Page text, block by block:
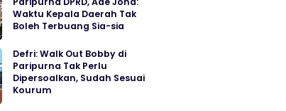
Waktu Kepala Daerah Tak
Boleh Terbuang Sia-sia
Defri: Walk Out Bobby di
Paripurna Tak Perlu
Dipersoalkan, Sudah Sesuai
Kourum